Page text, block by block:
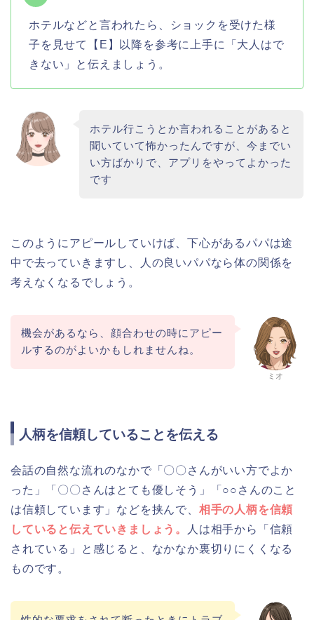
ホテルなどと言われたら、ショックを受けた様
子を見せて【E】以降を参考に上手に「大人はで
きない」と伝えましょう。
ホテル行こうとか言われることがあると
聞いていて怖かったんですが、今までい
い方ばかりで、アプリをやってよかった
です
このようにアピールしていけば、下心があるパパは途
中で去っていきますし、人の良いパパなら体の関係を
考えなくなるでしょう。
ミオ
機会があるなら、顔合わせの時にアピー
ルするのがよいかもしれませんね。
人柄を信頼していることを伝える
会話の自然な流れのなかで「〇〇さんがいい方でよか
った」「〇〇さんはとても優しそう」「○○さんのこと
は信頼しています」などを挟んで、 相手の人柄を信頼
していると伝えていきましょう。
人は相手から「信頼
されている」と感じると、なかなか裏切りにくくなる
ものです。